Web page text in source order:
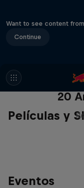
Want to see content
Continue
Películas y
Red Bull
20
Eventos